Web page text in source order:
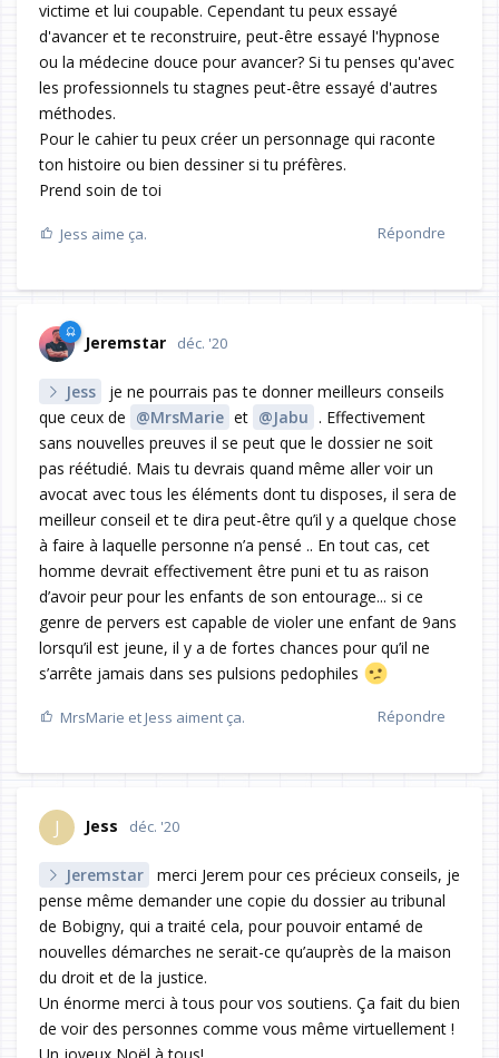
victime et lui coupable. Cependant tu peux essayé
d'avancer et te reconstruire, peut-être essayé l'hypnose
ou la médecine douce pour avancer? Si tu penses qu'avec
les professionnels tu stagnes peut-être essayé d'autres
méthodes.
Pour le cahier tu peux créer un personnage qui raconte
ton histoire ou bien dessiner si tu préfères.
Prend soin de toi
Répondre
Jess aime ça.
Jeremstar déc. '20
Jess
je ne pourrais pas te donner meilleurs conseils
que ceux de @MrsMarie et @Jabu . Effectivement
sans nouvelles preuves il se peut que le dossier ne soit
pas réétudié. Mais tu devrais quand même aller voir un
avocat avec tous les éléments dont tu disposes, il sera de
meilleur conseil et te dira peut-être qu’il y a quelque chose
à faire à laquelle personne n’a pensé .. En tout cas, cet
homme devrait effectivement être puni et tu as raison
d’avoir peur pour les enfants de son entourage... si ce
genre de pervers est capable de violer une enfant de 9ans
lorsqu’il est jeune, il y a de fortes chances pour qu’il ne
s’arrête jamais dans ses pulsions pedophiles
Répondre
MrsMarie et Jess aiment ça.
J Jess déc. '20
Jeremstar
merci Jerem pour ces précieux conseils, je
pense même demander une copie du dossier au tribunal
de Bobigny, qui a traité cela, pour pouvoir entamé de
nouvelles démarches ne serait-ce qu’auprès de la maison
du droit et de la justice.
Un énorme merci à tous pour vos soutiens. Ça fait du bien
de voir des personnes comme vous même virtuellement !